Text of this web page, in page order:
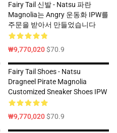
Fairy Tail 신발 - Natsu 파란
Magnolia는 Angry 운동화 IPW를
주문을 받아서 만들었습니다
₩9,770,020$70.9
Fairy Tail Shoes - Natsu
Dragneel Pirate Magnolia
Customized Sneaker Shoes IPW
₩9,770,020$70.9